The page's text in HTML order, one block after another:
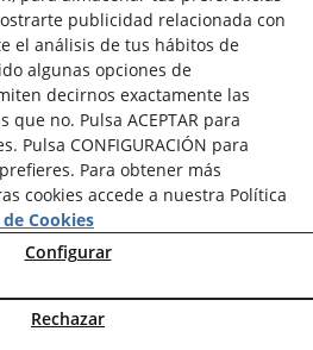
publicidad relacionada con
el análisis de tus hábitos de
algunas opciones de
decirnos exactamente las
no. Pulsa ACEPTAR para
Pulsa CONFIGURACIÓN para
Para obtener más
cookies accede a nuestra Política
Cookies
Configurar
Rechazar